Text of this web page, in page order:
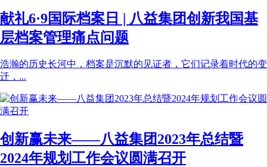
献礼6·9国际档案日 | 八益集团创新我国基
层档案管理痛点问题
浩瀚的历史长河中，档案是沉默的见证者，它们记录着时代的变
迁，...
创新赢未来——八益集团2023年总结暨
2024年规划工作会议圆满召开